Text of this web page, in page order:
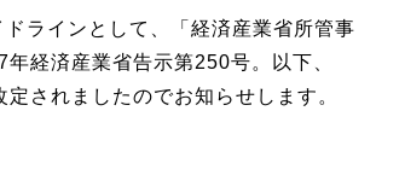
ラインとして、「経済産業省所管事
経済産業省告示第250号。以下、
されましたのでお知らせします。